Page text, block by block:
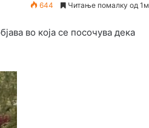
644 Читање помалку од 1м
во која се посочува дека